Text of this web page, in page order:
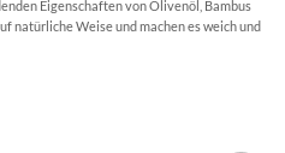
Eigenschaften von Olivenöl, Bambus
natürliche Weise und machen es weich und